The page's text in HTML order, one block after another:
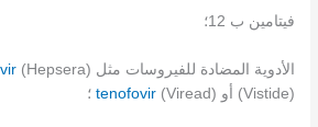
فيتامين ب 12؛
الأدوية المضادة للفيروسات مثل (Hepsera) أو
(Vistide) أو
tenofovir(Viread) ؛